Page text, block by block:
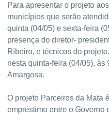
Para apresentar o projeto
municípios que serão
quinta (04/05) e sexta-feira
presença do diretor-
Ribeiro, e técnicos do
nesta quinta-feira (04/05),
Amargosa.
O projeto Parceiros da Mata
empréstimo entre o Governo